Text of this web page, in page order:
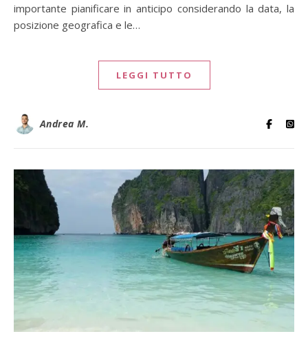
importante pianificare in anticipo considerando la data, la
posizione geografica e le…
LEGGI TUTTO
Andrea M.